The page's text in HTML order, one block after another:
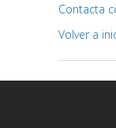
Contacta
Volver a